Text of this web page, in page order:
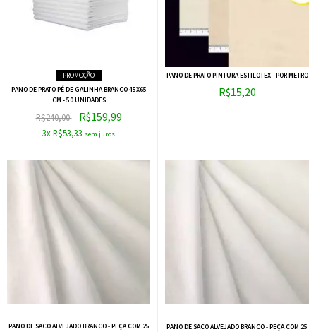
PROMOÇÃO
PANO DE PRATO PÉ DE GALINHA BRANCO 45X65
CM - 50 UNIDADES
R$240,00 R$159,99
3x R$53,33
PANO DE PRATO PINTURA ESTILOTEX - POR METRO
R$15,20
PANO DE SACO ALVEJADO BRANCO - PEÇA COM 25
PANO DE SACO ALVEJADO BRANCO - PEÇA COM 25